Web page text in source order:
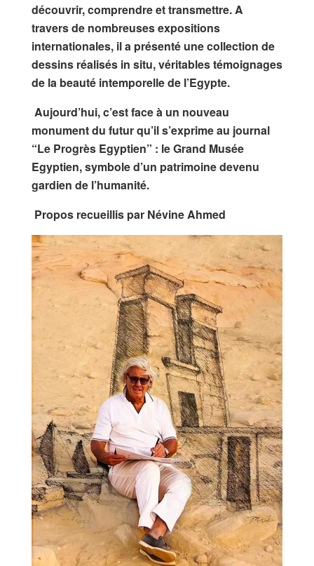
découvrir, comprendre et transmettre. A
travers de nombreuses expositions
internationales, il a présenté une collection de
dessins réalisés in situ, véritables témoignages
de la beauté intemporelle de l’Egypte.
Aujourd’hui, c’est face à un nouveau
monument du futur qu’il s’exprime au journal
“Le Progrès Egyptien” : le Grand Musée
Egyptien, symbole d’un patrimoine devenu
gardien de l’humanité.
Propos recueillis par Névine Ahmed